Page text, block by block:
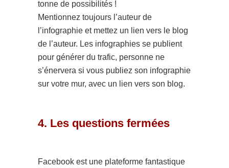
tonne de possibilités !
Mentionnez toujours l’auteur de
l’infographie et mettez un lien vers le blog
de l’auteur. Les infographies se publient
pour générer du trafic, personne ne
s’énervera si vous publiez son infographie
sur votre mur, avec un lien vers son blog.
4. Les questions fermées
Facebook est une plateforme fantastique